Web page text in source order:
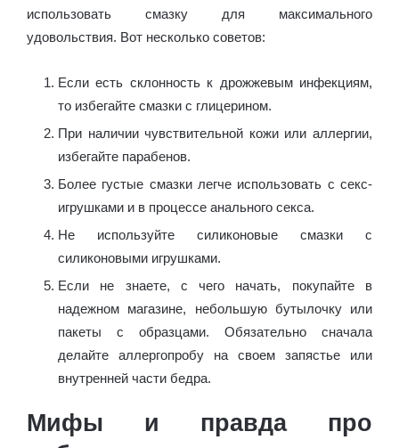
использовать смазку для максимального
удовольствия. Вот несколько советов:
Если есть склонность к дрожжевым инфекциям,
то избегайте смазки с глицерином.
При наличии чувствительной кожи или аллергии,
избегайте парабенов.
Более густые смазки легче использовать с секс-
игрушками и в процессе анального секса.
Не используйте силиконовые смазки с
силиконовыми игрушками.
Если не знаете, с чего начать, покупайте в
надежном магазине, небольшую бутылочку или
пакеты с образцами. Обязательно сначала
делайте аллергопробу на своем запястье или
внутренней части бедра.
Мифы и правда про